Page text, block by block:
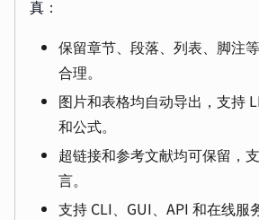
真：
保留章节、段落、列表、脚注
合理。
图片和表格均自动导出，支持
和公式。
超链接和参考文献均可保留，
言。
支持 CLI、GUI、API 和在线服